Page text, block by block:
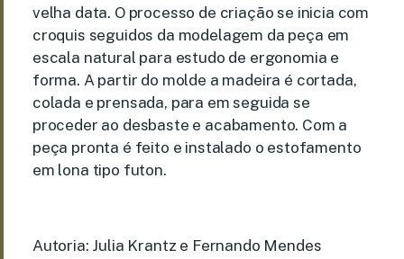
velha data. O processo de criação se inicia com
croquis seguidos da modelagem da peça em
escala natural para estudo de ergonomia e
forma. A partir do molde a madeira é cortada,
colada e prensada, para em seguida se
proceder ao desbaste e acabamento. Com a
peça pronta é feito e instalado o estofamento
em lona tipo futon.
Autoria: Julia Krantz e Fernando Mendes